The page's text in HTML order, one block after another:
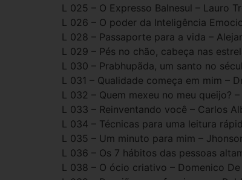
L 025 – O Expresso Balnesul – Lauro
L 026 – O poder da Inteligência
L 028 – Passaporte para a vida –
L 029 – Pés no chão, cabeça nas
L 030 – Prabhupãda, um santo no
L 031 – Qualidade começa em mim –
L 032 – Quem mexeu no meu queijo?
L 033 – Reinventando você – Carlos
L 034 – Técnicas para uma leitura
L 035 – Um minuto para mim –
L 036 – Os 7 hábitos das pessoas
L 038 – O ócio criativo – Domenico De